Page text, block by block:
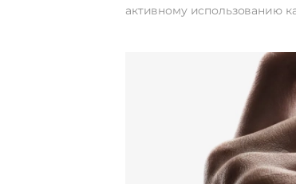
активному использованию